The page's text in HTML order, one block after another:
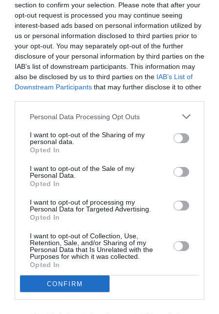
section to confirm your selection. Please note that after your
opt-out request is processed you may continue seeing
interest-based ads based on personal information utilized by
us or personal information disclosed to third parties prior to
your opt-out. You may separately opt-out of the further
disclosure of your personal information by third parties on the
IAB’s list of downstream participants. This information may
also be disclosed by us to third parties on the IAB’s List of
Downstream Participants that may further disclose it to other
Personal Data Processing Opt Outs
I want to opt-out of the Sharing of my
personal data.
Opted In
I want to opt-out of the Sale of my
Personal Data.
Opted In
I want to opt-out of processing my
Personal Data for Targeted Advertising.
Opted In
I want to opt-out of Collection, Use,
Retention, Sale, and/or Sharing of my
Personal Data that Is Unrelated with the
Purposes for which it was collected.
Opted In
CONFIRM
DERNIERS COMMENTAIRES
Manfou
Pyramides, croisières et mer Rouge : l’Égypte mise sur
une saison record malgré le contexte géopolitique
Arn31a commenté l'article :
de Boeing 777-9 déjà construits
LIRE AUSSI
RISQUE DE FISSURES :
PRÈS DE 1 500 BOEING